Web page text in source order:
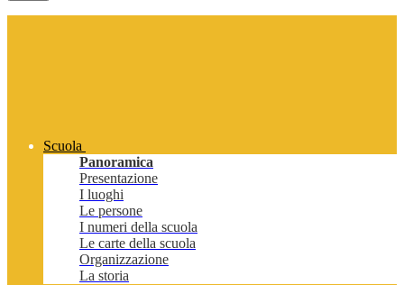
Scuola
Panoramica
Presentazione
I luoghi
Le persone
I numeri della scuola
Le carte della scuola
Organizzazione
La storia